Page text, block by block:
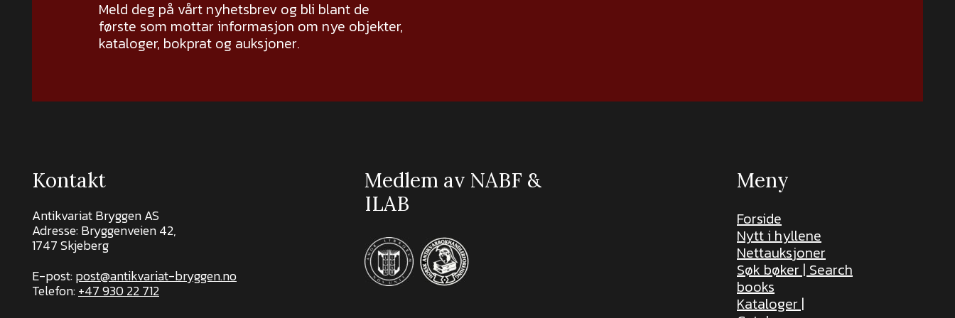
Meld deg på vårt nyhetsbrev og bli blant de
første som mottar informasjon om nye objekter,
kataloger, bokprat og auksjoner.
Kontakt
Antikvariat Bryggen AS
Adresse: Bryggenveien 42,
1747 Skjeberg
E-post:post@antikvariat-bryggen.no
Telefon:+47 930 22 712
Medlem av NABF &
ILAB
Meny
Forside
Nytt i hyllene
Nettauksjoner
Søk bøker | Search
books
Kataloger |